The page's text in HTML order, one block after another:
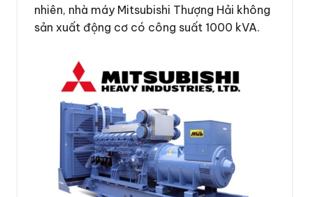
nhiên, nhà máy Mitsubishi Thượng Hải không
sản xuất động cơ có công suất 1000 kVA.